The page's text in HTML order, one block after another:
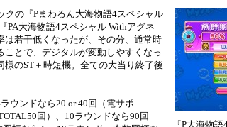
の『Pまわるん大海物語4スペシャル
PA大海物語4スペシャル Withアグネ
若干低くなったが、その分、通常時
とで、デジタルが変動しやすくなっ
のST＋時短機。全ての大当り終了後
ウンドなら20 or 40回（電サポ
回）、10ラウンドなら90回
『P大海物